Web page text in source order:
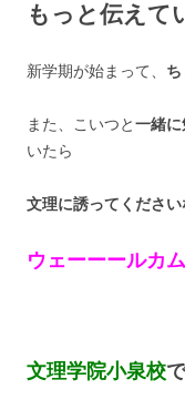
もっと伝えて
新学期が始まって、
また、こいつと一緒
いたら
文理に誘ってください
ウェーーールカ
文理学院小泉校